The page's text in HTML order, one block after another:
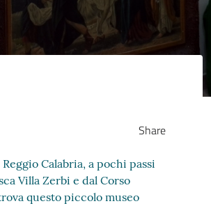
Share
Calabria, a pochi passi
Villa Zerbi e dal Corso
questo piccolo museo